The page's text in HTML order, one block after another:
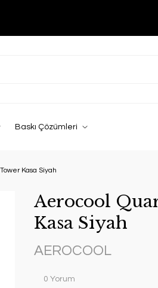
Baskı Çözümleri
Kasa Siyah
Aerocool
Kasa Siyah
AEROCOOL
0 Yorum